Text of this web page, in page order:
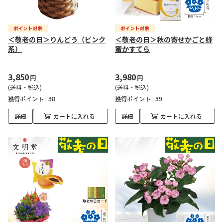
＜敬老の日＞りんどう（ピンク
系）
3,850円
(送料・税込)
獲得ポイント : 38
詳細 カートに入れる
＜敬老の日＞秋の寄せかごと蜂
蜜かすてら
3,980円
(送料・税込)
獲得ポイント : 39
詳細 カートに入れる